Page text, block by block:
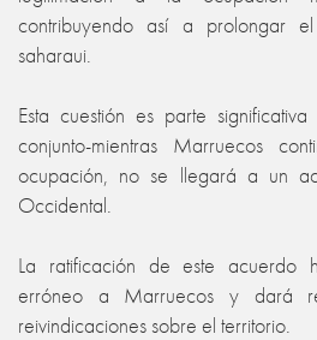
contribuyendo así a prolongar
saharaui.
Esta cuestión es parte
conjunto-mientras Marruecos
ocupación, no se llegará a un
Occidental.
La ratificación de este acuerdo
erróneo a Marruecos y dará
reivindicaciones sobre el territorio.